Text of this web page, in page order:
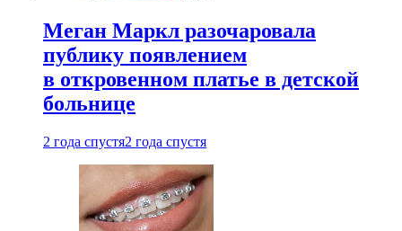
Меган Маркл разочаровала
публику появлением
в откровенном платье в детской
больнице
2 года спустя2 года спустя